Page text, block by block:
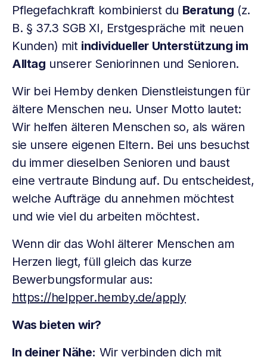
Pflegefachkraft kombinierst du Beratung (z.
B. § 37.3 SGB XI, Erstgespräche mit neuen
Kunden) mit individueller Unterstützung im
Alltag unserer Seniorinnen und Senioren.
Wir bei Hemby denken Dienstleistungen für
ältere Menschen neu. Unser Motto lautet:
Wir helfen älteren Menschen so, als wären
sie unsere eigenen Eltern. Bei uns besuchst
du immer dieselben Senioren und baust
eine vertraute Bindung auf. Du entscheidest,
welche Aufträge du annehmen möchtest
und wie viel du arbeiten möchtest.
Wenn dir das Wohl älterer Menschen am
Herzen liegt, füll gleich das kurze
Bewerbungsformular aus:
https://helpper.hemby.de/apply
Was bieten wir?
In deiner Nähe: Wir verbinden dich mit